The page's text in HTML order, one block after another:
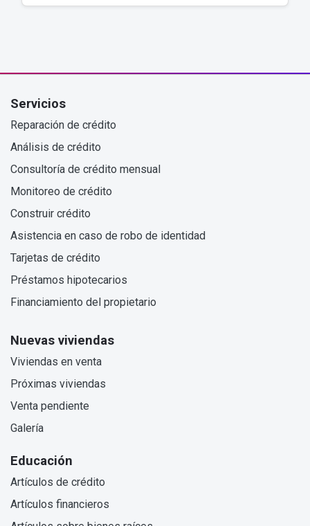
Servicios
Reparación de crédito
Análisis de crédito
Consultoría de crédito mensual
Monitoreo de crédito
Construir crédito
Asistencia en caso de robo de identidad
Tarjetas de crédito
Préstamos hipotecarios
Financiamiento del propietario
Nuevas viviendas
Viviendas en venta
Próximas viviendas
Venta pendiente
Galería
Educación
Artículos de crédito
Artículos financieros